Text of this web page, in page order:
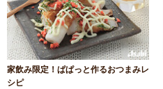
家飲み限定！ぱぱっと作るおつまみレ
シピ